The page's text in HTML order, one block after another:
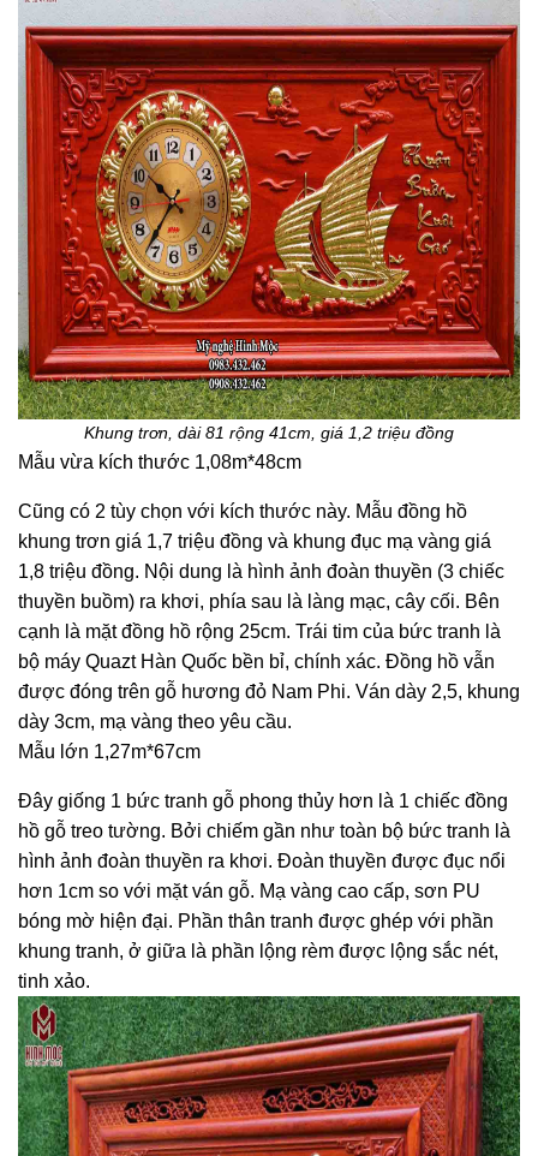
Khung trơn, dài 81 rộng 41cm, giá 1,2 triệu đồng
Mẫu vừa kích thước 1,08m*48cm
Cũng có 2 tùy chọn với kích thước này. Mẫu đồng hồ
khung trơn giá 1,7 triệu đồng và khung đục mạ vàng giá
1,8 triệu đồng. Nội dung là hình ảnh đoàn thuyền (3 chiếc
thuyền buồm) ra khơi, phía sau là làng mạc, cây cối. Bên
cạnh là mặt đồng hồ rộng 25cm. Trái tim của bức tranh là
bộ máy Quazt Hàn Quốc bền bỉ, chính xác. Đồng hồ vẫn
được đóng trên gỗ hương đỏ Nam Phi. Ván dày 2,5, khung
dày 3cm, mạ vàng theo yêu cầu.
Mẫu lớn 1,27m*67cm
Đây giống 1 bức tranh gỗ phong thủy hơn là 1 chiếc đồng
hồ gỗ treo tường. Bởi chiếm gần như toàn bộ bức tranh là
hình ảnh đoàn thuyền ra khơi. Đoàn thuyền được đục nổi
hơn 1cm so với mặt ván gỗ. Mạ vàng cao cấp, sơn PU
bóng mờ hiện đại. Phần thân tranh được ghép với phần
khung tranh, ở giữa là phần lộng rèm được lộng sắc nét,
tinh xảo.